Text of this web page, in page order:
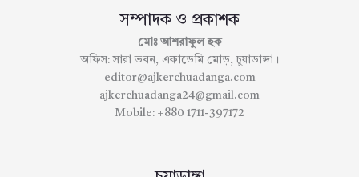
সম্পাদক ও প্রকাশক
মোঃ আশরাফুল হক
অফিস: সারা ভবন, একাডেমি মোড়, চুয়াডাঙ্গা।
editor@ajkerchuadanga.com
ajkerchuadanga24@gmail.com
Mobile: +880 1711-397172